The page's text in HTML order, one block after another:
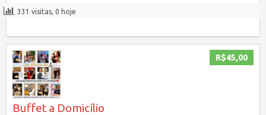
331 visitas, 0 hoje
R$45,00
Buffet a Domicílio